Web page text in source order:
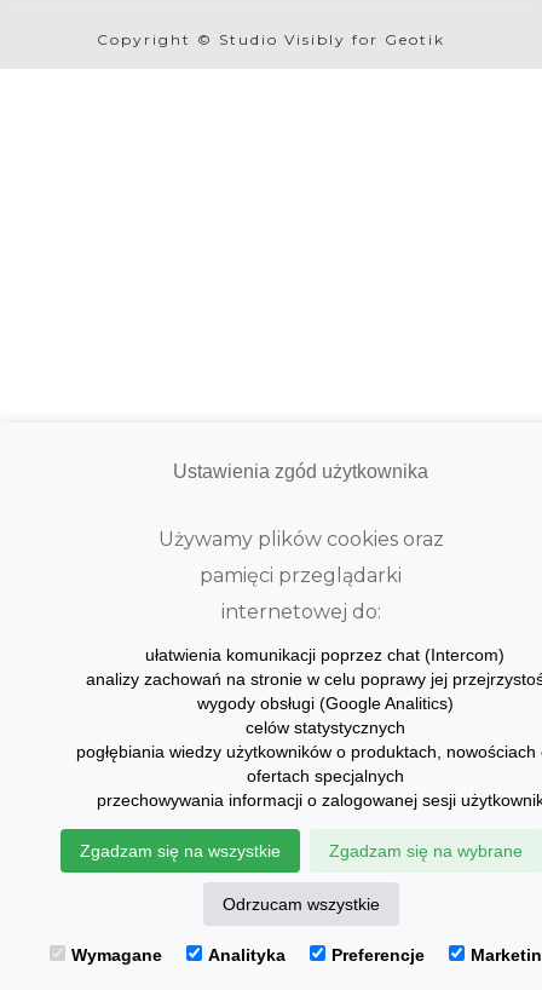
Copyright © Studio Visibly for Geotik
Ustawienia zgód użytkownika
Używamy plików cookies oraz
pamięci przeglądarki
internetowej do:
ułatwienia komunikacji poprzez chat (Intercom)
analizy zachowań na stronie w celu poprawy jej
wygody obsługi (Google Analitics)
celów statystycznych
pogłębiania wiedzy użytkowników o produktach, nowościach
ofertach specjalnych
przechowywania informacji o zalogowanej sesji
Zgadzam się na wszystkie Zgadzam się na wybrane
Odrzucam wszystkie
Wymagane Analityka Preferencje